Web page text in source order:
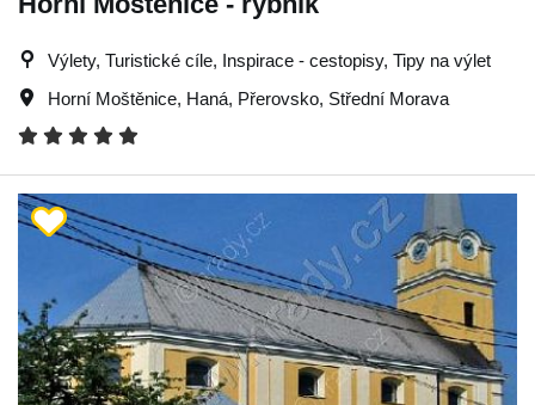
Výlety, Turistické cíle, Inspirace - cestopisy, Tipy na výlet
Horní Moštěnice, Haná, Přerovsko, Střední Morava